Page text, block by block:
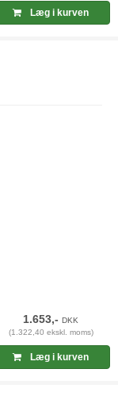
Læg i kurven
1.653,-DKK
(1.322,40 ekskl. moms)
Læg i kurven